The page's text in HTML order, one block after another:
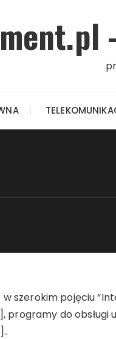
szerokim pojęciu
do obsługi